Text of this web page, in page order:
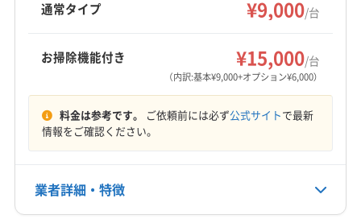
新見市
真庭市 浅口市
倉敷市
加賀郡吉備中央町
久米郡美咲町
勝田郡奈義町
小田郡矢掛町
真庭郡新庄村
浅口郡里庄町
都窪郡早島町
和気郡和気町
(兵庫県) たつの市
(兵庫県) 赤穂市
(兵庫県) 相生市
(兵庫県) 姫路市
(香川県) 綾歌郡宇多津町
8:00〜18:00
定休日
電話番号
場所の片付け、清掃まで丁寧に対応します。
通常タイプ ¥9,000/台
お掃除機能付き ¥15,000/台
（内訳:基本¥9,000+オプション¥6,000）
料金は参考です。 ご依頼前には必ず公式サイトで最新
情報をご確認ください。
業者詳細・特徴